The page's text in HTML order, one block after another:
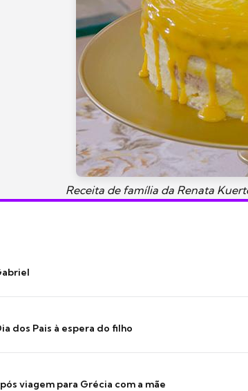
Receita de família da Renata
dos Pais à espera do filho
viagem para Grécia com a mãe